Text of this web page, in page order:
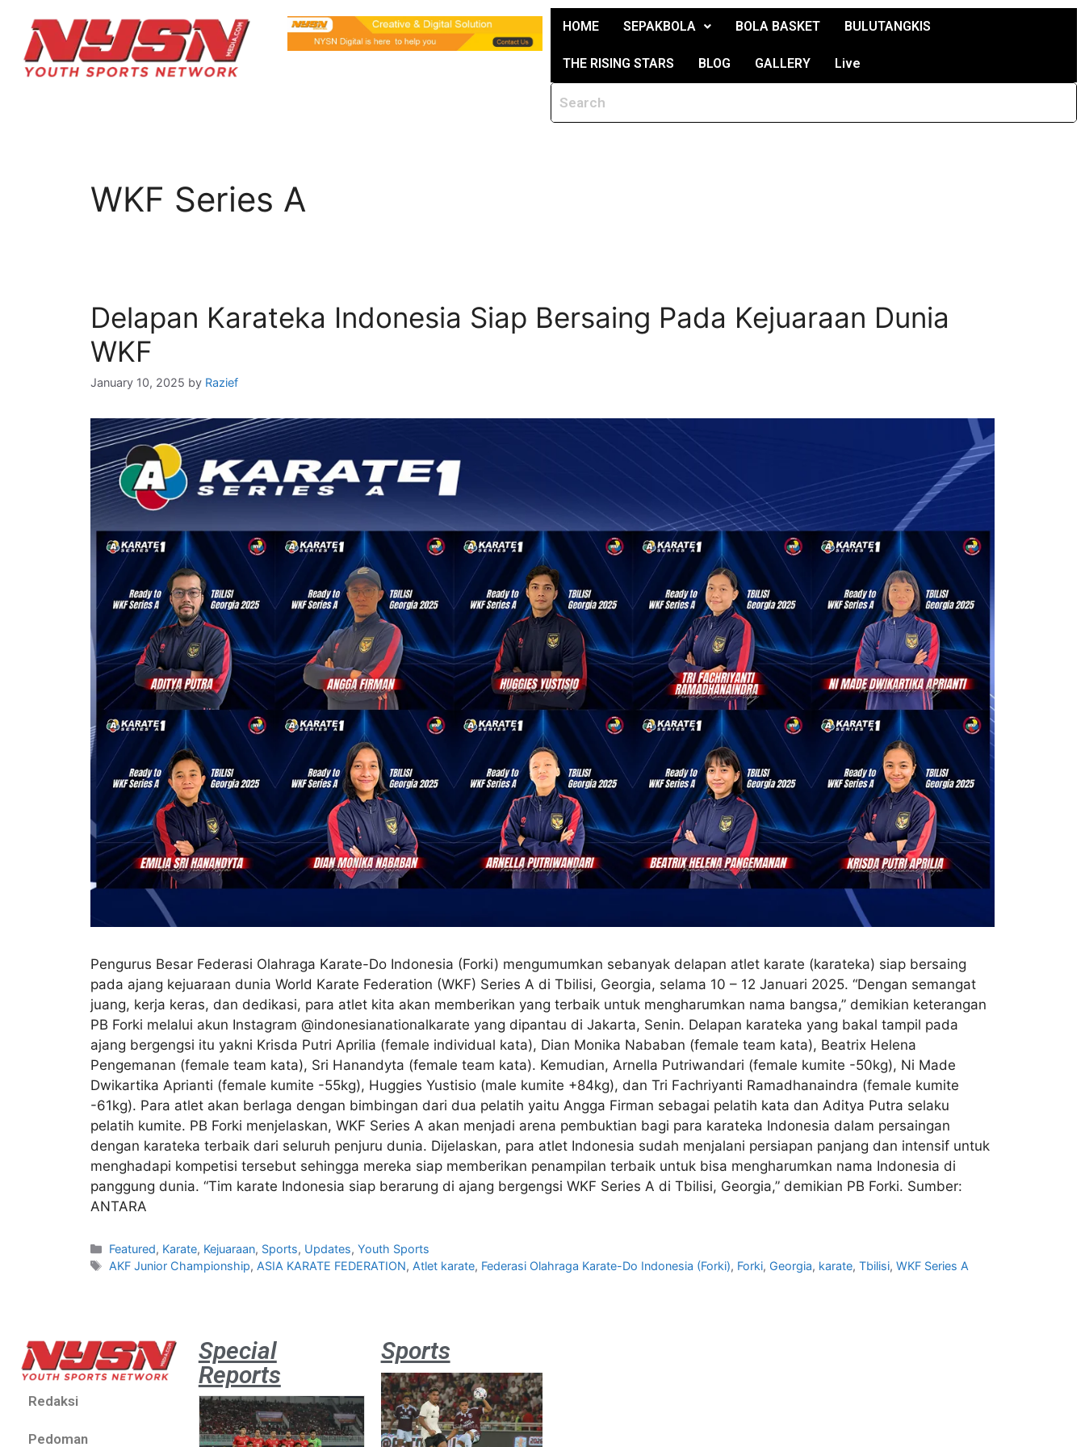
HOME SEPAKBOLA BOLA BASKET BULUTANGKIS
THE RISING STARS BLOG GALLERY Live
WKF Series A
Delapan Karateka Indonesia Siap Bersaing Pada Kejuaraan Dunia
WKF
January 10, 2025 by Razief
Pengurus Besar Federasi Olahraga Karate-Do Indonesia (Forki) mengumumkan sebanyak delapan atlet karate (karateka) siap bersaing
pada ajang kejuaraan dunia World Karate Federation (WKF) Series A di Tbilisi, Georgia, selama 10 – 12 Januari 2025. “Dengan semangat
juang, kerja keras, dan dedikasi, para atlet kita akan memberikan yang terbaik untuk mengharumkan nama bangsa,” demikian keterangan
PB Forki melalui akun Instagram @indonesianationalkarate yang dipantau di Jakarta, Senin. Delapan karateka yang bakal tampil pada
ajang bergengsi itu yakni Krisda Putri Aprilia (female individual kata), Dian Monika Nababan (female team kata), Beatrix Helena
Pengemanan (female team kata), Sri Hanandyta (female team kata). Kemudian, Arnella Putriwandari (female kumite -50kg), Ni Made
Dwikartika Aprianti (female kumite -55kg), Huggies Yustisio (male kumite +84kg), dan Tri Fachriyanti Ramadhanaindra (female kumite
-61kg). Para atlet akan berlaga dengan bimbingan dari dua pelatih yaitu Angga Firman sebagai pelatih kata dan Aditya Putra selaku
pelatih kumite. PB Forki menjelaskan, WKF Series A akan menjadi arena pembuktian bagi para karateka Indonesia dalam persaingan
dengan karateka terbaik dari seluruh penjuru dunia. Dijelaskan, para atlet Indonesia sudah menjalani persiapan panjang dan intensif untuk
menghadapi kompetisi tersebut sehingga mereka siap memberikan penampilan terbaik untuk bisa mengharumkan nama Indonesia di
panggung dunia. “Tim karate Indonesia siap berarung di ajang bergengsi WKF Series A di Tbilisi, Georgia,” demikian PB Forki. Sumber:
ANTARA
Featured, Karate, Kejuaraan, Sports, Updates,Youth Sports
AKF Junior Championship, ASIA KARATE FEDERATION, Atlet karate, Federasi Olahraga Karate-Do Indonesia (Forki), Forki, Georgia, karate,Tbilisi,WKF Series A
Redaksi
Pedoman
Special
Reports
Sports